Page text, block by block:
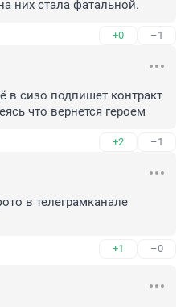
них стала фатальной.
+0 –1
в сизо подпишет контракт
что вернется героем
+2 –1
в телеграмканале
+1 –0